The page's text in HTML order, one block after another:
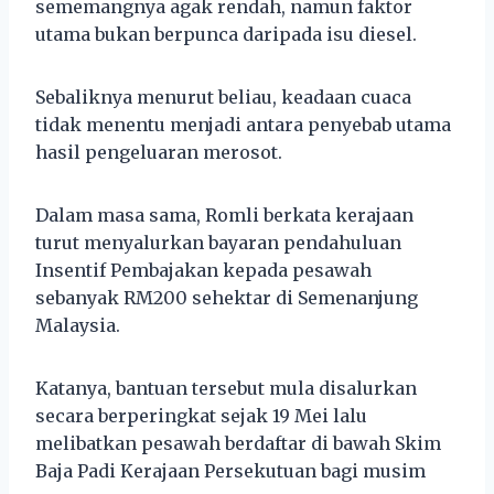
sememangnya agak rendah, namun faktor
utama bukan berpunca daripada isu diesel.
Sebaliknya menurut beliau, keadaan cuaca
tidak menentu menjadi antara penyebab utama
hasil pengeluaran merosot.
Dalam masa sama, Romli berkata kerajaan
turut menyalurkan bayaran pendahuluan
Insentif Pembajakan kepada pesawah
sebanyak RM200 sehektar di Semenanjung
Malaysia.
Katanya, bantuan tersebut mula disalurkan
secara berperingkat sejak 19 Mei lalu
melibatkan pesawah berdaftar di bawah Skim
Baja Padi Kerajaan Persekutuan bagi musim